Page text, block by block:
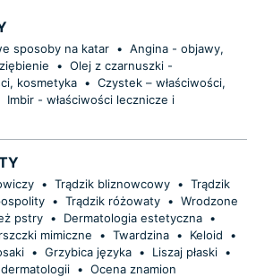
sposoby na katar • Angina - objawy,
• Olej z czarnuszki -
kosmetyka • Czystek – właściwości,
Imbir - właściwości lecznicze i
• Trądzik bliznowcowy • Trądzik
• Trądzik różowaty • Wrodzone
pstry • Dermatologia estetyczna •
mimiczne • Twardzina • Keloid
•
• Grzybica języka • Liszaj płaski •
• Ocena znamion